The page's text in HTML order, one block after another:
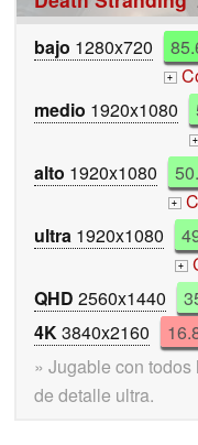
bajo 1280x720
+
medio 1920x1080
+
alto 1920x1080
+
ultra 1920x1080
+
QHD 2560x1440
4K3840x2160
» Jugable con
de detalle ultra.